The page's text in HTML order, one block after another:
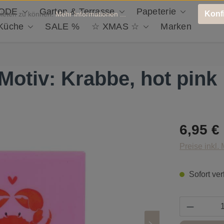
Garten & Terrasse Papeterie Deko
SALE % ☆ XMAS ☆ Marken
Krabbe, hot pink
Regulärer
6,95 €
Preise inkl.
Sofort
zu können.Mehr Informationen ...